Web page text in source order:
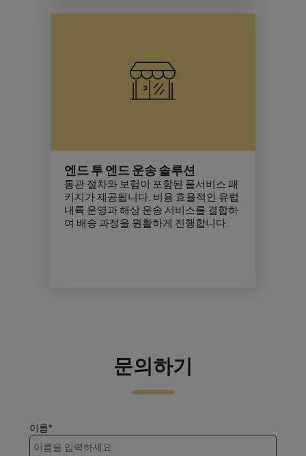
엔드 투 엔드 운송 솔루션
통관 절차와 보험이 포함된 풀서비스 패
키지가 제공됩니다. 비용 효율적인 유럽
내륙 운영과 해상 운송 서비스를 결합하
여 배송 과정을 원활하게 진행합니다.
문의하기
이름*